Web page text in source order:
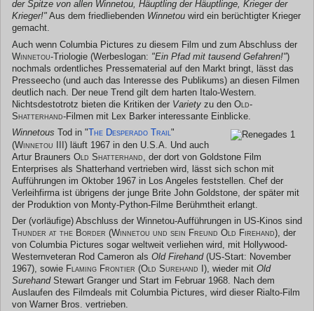
der Spitze von allen Winnetou, Häuptling der Häuptlinge, Krieger der
Krieger!" Aus dem friedliebenden Winnetou wird ein berüchtigter Krieger
gemacht.
Auch wenn Columbia Pictures zu diesem Film und zum Abschluss der
Winnetou-Triologie (Werbeslogan: "Ein Pfad mit tausend Gefahren!")
nochmals ordentliches Pressematerial auf den Markt bringt, lässt das
Presseecho (und auch das Interesse des Publikums) an diesen Filmen
deutlich nach. Der neue Trend gilt dem harten Italo-Western.
Nichtsdestotrotz bieten die Kritiken der Variety zu den Old-
Shatterhand-Filmen mit Lex Barker interessante Einblicke.
Winnetous Tod in "The Desperado Trail"
(Winnetou III) läuft 1967 in den U.S.A. Und auch
Artur Brauners Old Shatterhand, der dort von Goldstone Film
Enterprises als Shatterhand vertrieben wird, lässt sich schon mit
Aufführungen im Oktober 1967 in Los Angeles feststellen. Chef der
Verleihfirma ist übrigens der junge Brite John Goldstone, der später mit
der Produktion von Monty-Python-Filme Berühmtheit erlangt.
Der (vorläufige) Abschluss der Winnetou-Aufführungen in US-Kinos sind
Thunder at the Border (Winnetou und sein Freund Old Firehand), der
von Columbia Pictures sogar weltweit verliehen wird, mit Hollywood-
Westernveteran Rod Cameron als Old Firehand(US-Start: November
1967), sowie Flaming Frontier (Old Surehand I), wieder mit Old
SurehandStewart Granger und Start im Februar 1968. Nach dem
Auslaufen des Filmdeals mit Columbia Pictures, wird dieser Rialto-Film
von Warner Bros. vertrieben.